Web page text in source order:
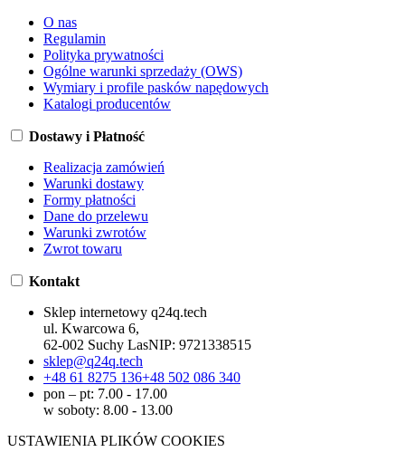
O nas
Regulamin
Polityka prywatności
Ogólne warunki sprzedaży (OWS)
Wymiary i profile pasków napędowych
Katalogi producentów
Dostawy i Płatność
Realizacja zamówień
Warunki dostawy
Formy płatności
Dane do przelewu
Warunki zwrotów
Zwrot towaru
Kontakt
Sklep internetowy q24q.tech
ul. Kwarcowa 6,
62-002 Suchy LasNIP: 9721338515
sklep@q24q.tech
+48 61 8275 136+48 502 086 340
pon – pt: 7.00 - 17.00
w soboty: 8.00 - 13.00
USTAWIENIA PLIKÓW COOKIES